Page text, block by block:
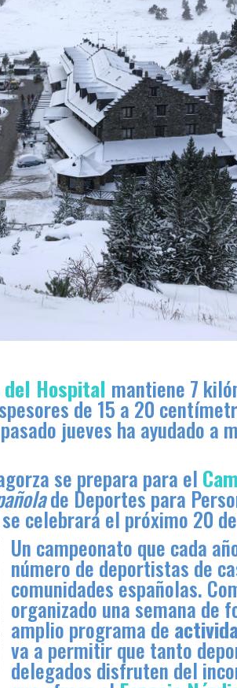
del Hospital mantiene 7
de 15 a 20
jueves ha ayudado a
se prepara para el
de Deportes para
celebrará el próximo 20
Un campeonato que cada
número de deportistas de
comunidades españolas.
organizado una semana de
amplio programa de
va a permitir que tanto
delegados disfruten del